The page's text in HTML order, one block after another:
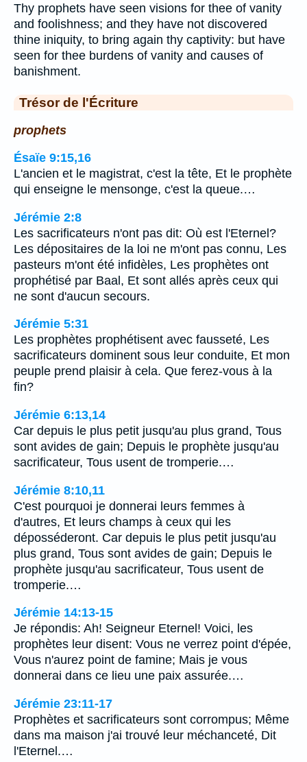
Thy prophets have seen visions for thee of vanity
and foolishness; and they have not discovered
thine iniquity, to bring again thy captivity: but have
seen for thee burdens of vanity and causes of
banishment.
Trésor de l'Écriture
prophets
Ésaïe 9:15,16
L'ancien et le magistrat, c'est la tête, Et le prophète
qui enseigne le mensonge, c'est la queue.…
Jérémie 2:8
Les sacrificateurs n'ont pas dit: Où est l'Eternel?
Les dépositaires de la loi ne m'ont pas connu, Les
pasteurs m'ont été infidèles, Les prophètes ont
prophétisé par Baal, Et sont allés après ceux qui
ne sont d'aucun secours.
Jérémie 5:31
Les prophètes prophétisent avec fausseté, Les
sacrificateurs dominent sous leur conduite, Et mon
peuple prend plaisir à cela. Que ferez-vous à la
fin?
Jérémie 6:13,14
Car depuis le plus petit jusqu'au plus grand, Tous
sont avides de gain; Depuis le prophète jusqu'au
sacrificateur, Tous usent de tromperie.…
Jérémie 8:10,11
C'est pourquoi je donnerai leurs femmes à
d'autres, Et leurs champs à ceux qui les
déposséderont. Car depuis le plus petit jusqu'au
plus grand, Tous sont avides de gain; Depuis le
prophète jusqu'au sacrificateur, Tous usent de
tromperie.…
Jérémie 14:13-15
Je répondis: Ah! Seigneur Eternel! Voici, les
prophètes leur disent: Vous ne verrez point d'épée,
Vous n'aurez point de famine; Mais je vous
donnerai dans ce lieu une paix assurée.…
Jérémie 23:11-17
Prophètes et sacrificateurs sont corrompus; Même
dans ma maison j'ai trouvé leur méchanceté, Dit
l'Eternel.…